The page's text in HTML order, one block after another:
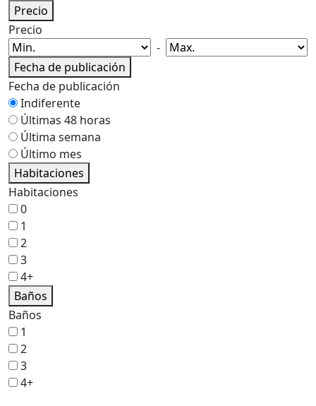
Precio
Precio
-
Fecha de publicación
Fecha de publicación
Indiferente
Últimas 48 horas
Última semana
Último mes
Habitaciones
Habitaciones
0
1
2
3
4+
Baños
Baños
1
2
3
4+